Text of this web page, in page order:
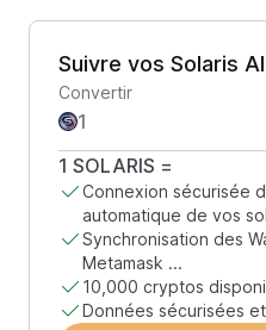
Suivre vos Solaris AI
Convertir
1 SOLARIS =
Connexion sécurisée
automatique de vos
Synchronisation des
Metamask ...
10,000 cryptos
Données sécurisées